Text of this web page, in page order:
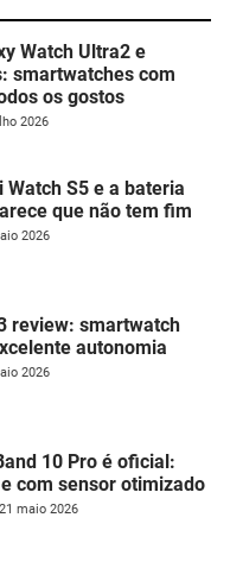
Watch Ultra2 e
smartwatches com
os gostos
2026
Watch S5 e a bateria
que não tem fim
2026
review: smartwatch
autonomia
2026
10 Pro é oficial:
com sensor otimizado
21 maio 2026